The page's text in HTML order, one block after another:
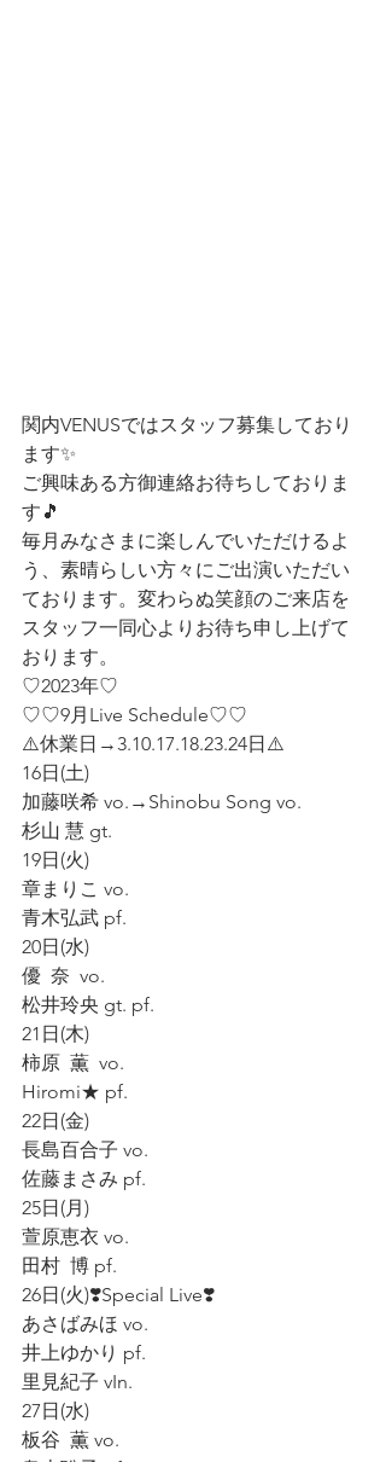
関内VENUSではスタッフ募集しており
ます✨
ご興味ある方御連絡お待ちしておりま
す🎵
毎月みなさまに楽しんでいただけるよ
う、素晴らしい方々にご出演いただい
ております。変わらぬ笑顔のご来店を
スタッフ一同心よりお待ち申し上げて
おります。
♡2023年♡
♡♡9月Live Schedule♡♡
⚠️休業日→3.10.17.18.23.24日⚠️
16日(土)
加藤咲希 vo.→Shinobu Song vo.
杉山 慧 gt.
19日(火)
章まりこ vo.
青木弘武 pf.
20日(水)
優  奈  vo.
松井玲央 gt. pf.
21日(木)
柿原  薫  vo.
Hiromi★ pf.
22日(金)
長島百合子 vo.
佐藤まさみ pf.
25日(月)
萱原恵衣 vo.
田村  博 pf.
26日(火)❣️Special Live❣️
あさばみほ vo.
井上ゆかり pf.
里見紀子 vIn.
27日(水)
板谷  薫 vo.